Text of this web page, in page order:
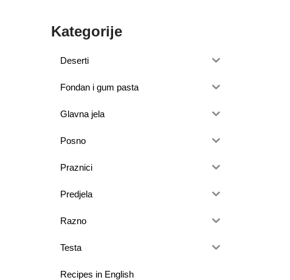
Kategorije
Deserti
Fondan i gum pasta
Glavna jela
Posno
Praznici
Predjela
Razno
Testa
Recipes in English